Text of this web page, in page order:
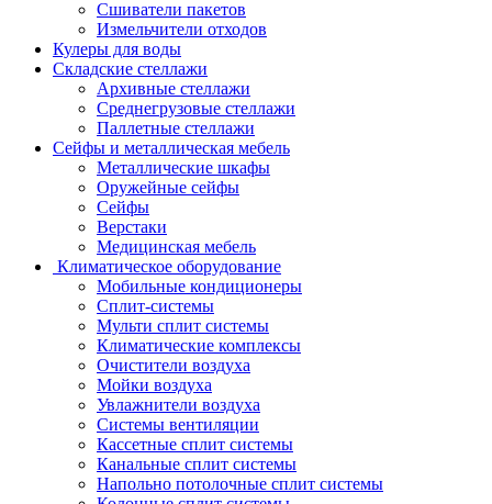
Сшиватели пакетов
Измельчители отходов
Кулеры для воды
Складские стеллажи
Архивные стеллажи
Среднегрузовые стеллажи
Паллетные стеллажи
Сейфы и металлическая мебель
Металлические шкафы
Оружейные сейфы
Сейфы
Верстаки
Медицинская мебель
Климатическое оборудование
Мобильные кондиционеры
Сплит-системы
Мульти сплит системы
Климатические комплексы
Очистители воздуха
Мойки воздуха
Увлажнители воздуха
Системы вентиляции
Кассетные сплит системы
Канальные сплит системы
Напольно потолочные сплит системы